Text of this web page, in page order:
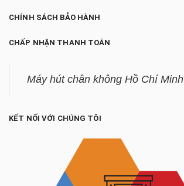
CHÍNH SÁCH BẢO HÀNH
CHẤP NHẬN THANH TOÁN
Máy hút chân không Hồ Chí Minh
KẾT NỐI VỚI CHÚNG TÔI